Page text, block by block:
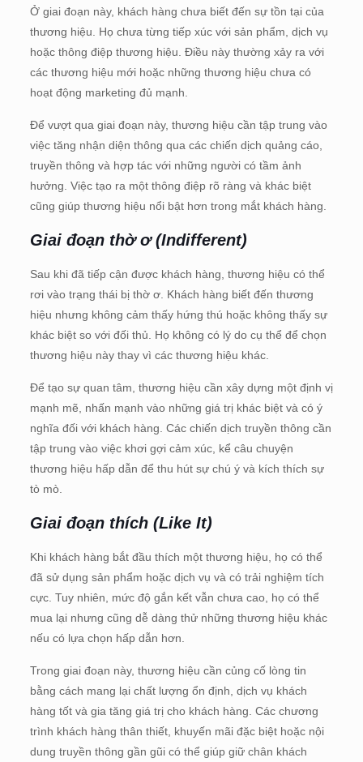
Ở giai đoạn này, khách hàng chưa biết đến sự tồn tại của
thương hiệu. Họ chưa từng tiếp xúc với sản phẩm, dịch vụ
hoặc thông điệp thương hiệu. Điều này thường xảy ra với
các thương hiệu mới hoặc những thương hiệu chưa có
hoạt động marketing đủ mạnh.
Để vượt qua giai đoạn này, thương hiệu cần tập trung vào
việc tăng nhận diện thông qua các chiến dịch quảng cáo,
truyền thông và hợp tác với những người có tầm ảnh
hưởng. Việc tạo ra một thông điệp rõ ràng và khác biệt
cũng giúp thương hiệu nổi bật hơn trong mắt khách hàng.
Giai đoạn thờ ơ (Indifferent)
Sau khi đã tiếp cận được khách hàng, thương hiệu có thể
rơi vào trạng thái bị thờ ơ. Khách hàng biết đến thương
hiệu nhưng không cảm thấy hứng thú hoặc không thấy sự
khác biệt so với đối thủ. Họ không có lý do cụ thể để chọn
thương hiệu này thay vì các thương hiệu khác.
Để tạo sự quan tâm, thương hiệu cần xây dựng một định vị
mạnh mẽ, nhấn mạnh vào những giá trị khác biệt và có ý
nghĩa đối với khách hàng. Các chiến dịch truyền thông cần
tập trung vào việc khơi gợi cảm xúc, kể câu chuyện
thương hiệu hấp dẫn để thu hút sự chú ý và kích thích sự
tò mò.
Giai đoạn thích (Like It)
Khi khách hàng bắt đầu thích một thương hiệu, họ có thể
đã sử dụng sản phẩm hoặc dịch vụ và có trải nghiệm tích
cực. Tuy nhiên, mức độ gắn kết vẫn chưa cao, họ có thể
mua lại nhưng cũng dễ dàng thử những thương hiệu khác
nếu có lựa chọn hấp dẫn hơn.
Trong giai đoạn này, thương hiệu cần củng cố lòng tin
bằng cách mang lại chất lượng ổn định, dịch vụ khách
hàng tốt và gia tăng giá trị cho khách hàng. Các chương
trình khách hàng thân thiết, khuyến mãi đặc biệt hoặc nội
dung truyền thông gần gũi có thể giúp giữ chân khách